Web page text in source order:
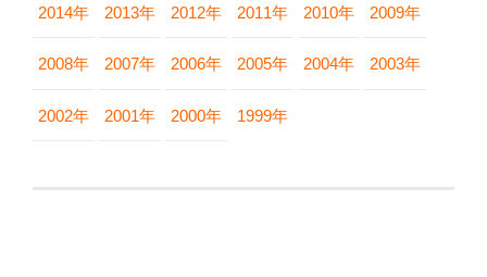
2014年 2013年 2012年 2011年 2010年 2009年
2008年 2007年 2006年 2005年 2004年 2003年
2002年 2001年 2000年 1999年